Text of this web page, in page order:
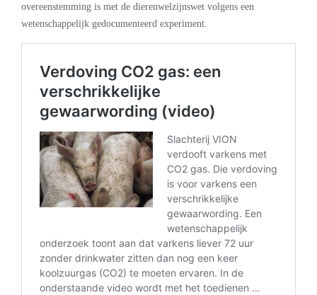
overeenstemming is met de dierenwelzijnswet volgens een
wetenschappelijk gedocumenteerd experiment.